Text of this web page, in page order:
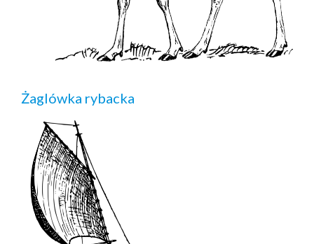
Żaglówka rybacka